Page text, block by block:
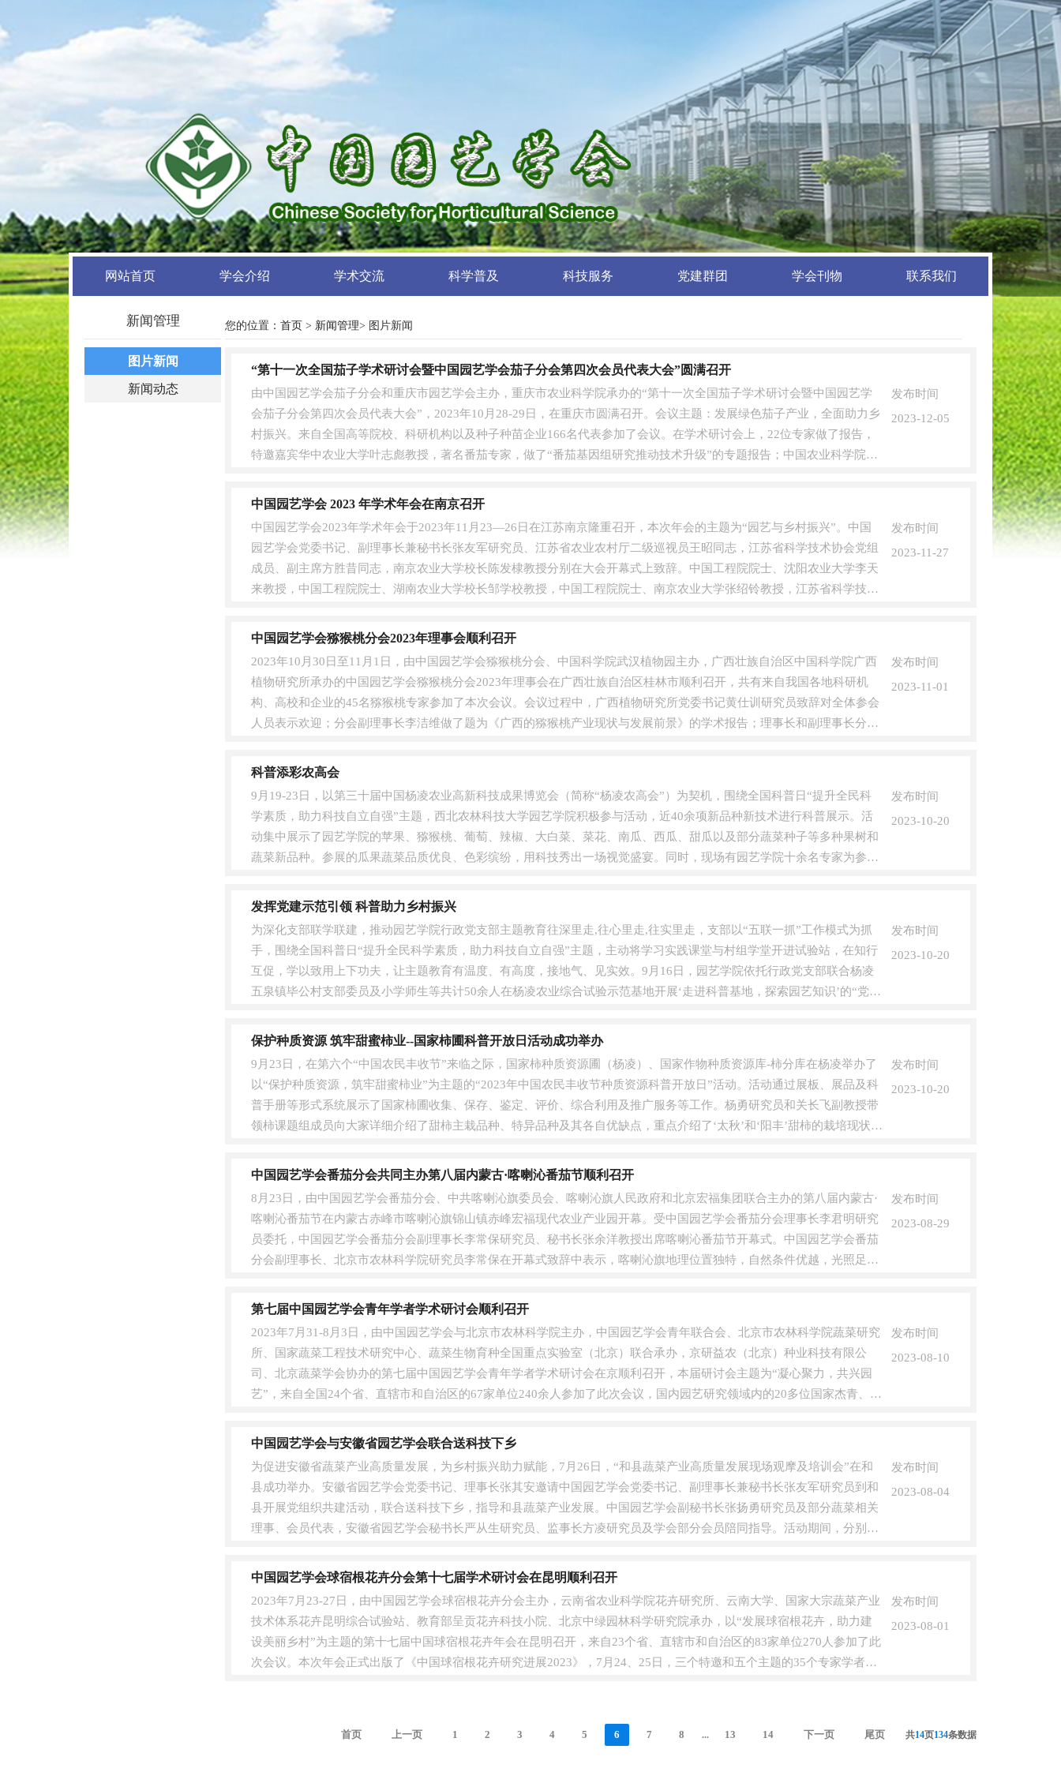
网站首页 学会介绍 学术交流 科学普及 科技服务 党建群团 学会刊物 联系我们
新闻管理
图片新闻
新闻动态
您的位置：首页 > 新闻管理> 图片新闻
“第十一次全国茄子学术研讨会暨中国园艺学会茄子分会第四次会员代表大会”圆满召开
由中国园艺学会茄子分会和重庆市园艺学会主办，重庆市农业科学院承办的“第十一次全国茄子学术研讨会暨中国园艺学
会茄子分会第四次会员代表大会”，2023年10月28-29日，在重庆市圆满召开。会议主题：发展绿色茄子产业，全面助力乡
村振兴。来自全国高等院校、科研机构以及种子种苗企业166名代表参加了会议。在学术研讨会上，22位专家做了报告，
特邀嘉宾华中农业大学叶志彪教授，著名番茄专家，做了“番茄基因组研究推动技术升级”的专题报告；中国农业科学院蔬
发布时间
2023-12-05
中国园艺学会 2023 年学术年会在南京召开
中国园艺学会2023年学术年会于2023年11月23—26日在江苏南京隆重召开，本次年会的主题为“园艺与乡村振兴”。中国
园艺学会党委书记、副理事长兼秘书长张友军研究员、江苏省农业农村厅二级巡视员王昭同志，江苏省科学技术协会党组
成员、副主席方胜昔同志，南京农业大学校长陈发棣教授分别在大会开幕式上致辞。中国工程院院士、沈阳农业大学李天
来教授，中国工程院院士、湖南农业大学校长邹学校教授，中国工程院院士、南京农业大学张绍铃教授，江苏省科学技术
发布时间
2023-11-27
中国园艺学会猕猴桃分会2023年理事会顺利召开
2023年10月30日至11月1日，由中国园艺学会猕猴桃分会、中国科学院武汉植物园主办，广西壮族自治区中国科学院广西
植物研究所承办的中国园艺学会猕猴桃分会2023年理事会在广西壮族自治区桂林市顺利召开，共有来自我国各地科研机
构、高校和企业的45名猕猴桃专家参加了本次会议。会议过程中，广西植物研究所党委书记黄仕训研究员致辞对全体参会
人员表示欢迎；分会副理事长李洁维做了题为《广西的猕猴桃产业现状与发展前景》的学术报告；理事长和副理事长分别
发布时间
2023-11-01
科普添彩农高会
9月19-23日，以第三十届中国杨凌农业高新科技成果博览会（简称“杨凌农高会”）为契机，围绕全国科普日“提升全民科
学素质，助力科技自立自强”主题，西北农林科技大学园艺学院积极参与活动，近40余项新品种新技术进行科普展示。活
动集中展示了园艺学院的苹果、猕猴桃、葡萄、辣椒、大白菜、菜花、南瓜、西瓜、甜瓜以及部分蔬菜种子等多种果树和
蔬菜新品种。参展的瓜果蔬菜品质优良、色彩缤纷，用科技秀出一场视觉盛宴。同时，现场有园艺学院十余名专家为参会
发布时间
2023-10-20
发挥党建示范引领 科普助力乡村振兴
为深化支部联学联建，推动园艺学院行政党支部主题教育往深里走,往心里走,往实里走，支部以“五联一抓”工作模式为抓
手，围绕全国科普日“提升全民科学素质，助力科技自立自强”主题，主动将学习实践课堂与村组学堂开进试验站，在知行
互促，学以致用上下功夫，让主题教育有温度、有高度，接地气、见实效。9月16日，园艺学院依托行政党支部联合杨凌
五泉镇毕公村支部委员及小学师生等共计50余人在杨凌农业综合试验示范基地开展‘走进科普基地，探索园艺知识’的“党建
发布时间
2023-10-20
保护种质资源 筑牢甜蜜柿业--国家柿圃科普开放日活动成功举办
9月23日，在第六个“中国农民丰收节”来临之际，国家柿种质资源圃（杨凌）、国家作物种质资源库-柿分库在杨凌举办了
以“保护种质资源，筑牢甜蜜柿业”为主题的“2023年中国农民丰收节种质资源科普开放日”活动。活动通过展板、展品及科
普手册等形式系统展示了国家柿圃收集、保存、鉴定、评价、综合利用及推广服务等工作。杨勇研究员和关长飞副教授带
领柿课题组成员向大家详细介绍了甜柿主栽品种、特异品种及其各自优缺点，重点介绍了‘太秋’和‘阳丰’甜柿的栽培现状、
发布时间
2023-10-20
中国园艺学会番茄分会共同主办第八届内蒙古·喀喇沁番茄节顺利召开
8月23日，由中国园艺学会番茄分会、中共喀喇沁旗委员会、喀喇沁旗人民政府和北京宏福集团联合主办的第八届内蒙古·
喀喇沁番茄节在内蒙古赤峰市喀喇沁旗锦山镇赤峰宏福现代农业产业园开幕。受中国园艺学会番茄分会理事长李君明研究
员委托，中国园艺学会番茄分会副理事长李常保研究员、秘书长张余洋教授出席喀喇沁番茄节开幕式。中国园艺学会番茄
分会副理事长、北京市农林科学院研究员李常保在开幕式致辞中表示，喀喇沁旗地理位置独特，自然条件优越，光照足温
发布时间
2023-08-29
第七届中国园艺学会青年学者学术研讨会顺利召开
2023年7月31-8月3日，由中国园艺学会与北京市农林科学院主办，中国园艺学会青年联合会、北京市农林科学院蔬菜研究
所、国家蔬菜工程技术研究中心、蔬菜生物育种全国重点实验室（北京）联合承办，京研益农（北京）种业科技有限公
司、北京蔬菜学会协办的第七届中国园艺学会青年学者学术研讨会在京顺利召开，本届研讨会主题为“凝心聚力，共兴园
艺”，来自全国24个省、直辖市和自治区的67家单位240余人参加了此次会议，国内园艺研究领域内的20多位国家杰青、优
发布时间
2023-08-10
中国园艺学会与安徽省园艺学会联合送科技下乡
为促进安徽省蔬菜产业高质量发展，为乡村振兴助力赋能，7月26日，“和县蔬菜产业高质量发展现场观摩及培训会”在和
县成功举办。安徽省园艺学会党委书记、理事长张其安邀请中国园艺学会党委书记、副理事长兼秘书长张友军研究员到和
县开展党组织共建活动，联合送科技下乡，指导和县蔬菜产业发展。中国园艺学会副秘书长张扬勇研究员及部分蔬菜相关
理事、会员代表，安徽省园艺学会秘书长严从生研究员、监事长方凌研究员及学会部分会员陪同指导。活动期间，分别演
发布时间
2023-08-04
中国园艺学会球宿根花卉分会第十七届学术研讨会在昆明顺利召开
2023年7月23-27日，由中国园艺学会球宿根花卉分会主办，云南省农业科学院花卉研究所、云南大学、国家大宗蔬菜产业
技术体系花卉昆明综合试验站、教育部呈贡花卉科技小院、北京中绿园林科学研究院承办，以“发展球宿根花卉，助力建
设美丽乡村”为主题的第十七届中国球宿根花卉年会在昆明召开，来自23个省、直辖市和自治区的83家单位270人参加了此
次会议。本次年会正式出版了《中国球宿根花卉研究进展2023》，7月24、25日，三个特邀和五个主题的35个专家学者和
发布时间
2023-08-01
首页 上一页 1 2 3 4 5 6 7 8 ... 13 14 下一页 尾页 共14页134条数据